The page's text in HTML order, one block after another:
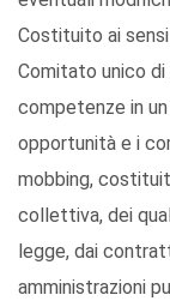
Costituito ai
Comitato unico di
competenze in
opportunità e i
mobbing,
collettiva, dei
legge, dai
amministrazioni